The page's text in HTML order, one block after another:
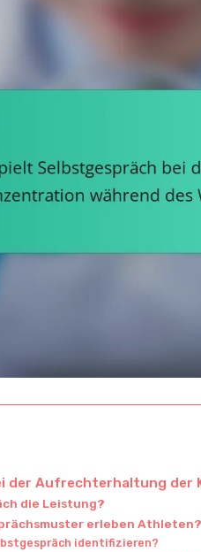
der Aufrechterhaltung
die Leistung?
erleben Athleten?
identifizieren?